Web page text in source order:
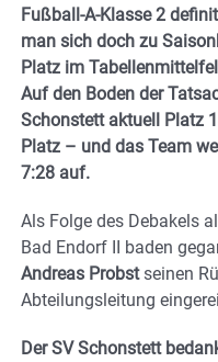
Fußball-A-Klasse 2
man sich doch zu
Platz im
Auf den Boden der
Schonstett aktuell Platz
Platz – und das Team
7:28 auf.
Als Folge des Debakels
Bad Endorf II baden
Andreas Probstseinen
Abteilungsleitung
Der SV Schonstett